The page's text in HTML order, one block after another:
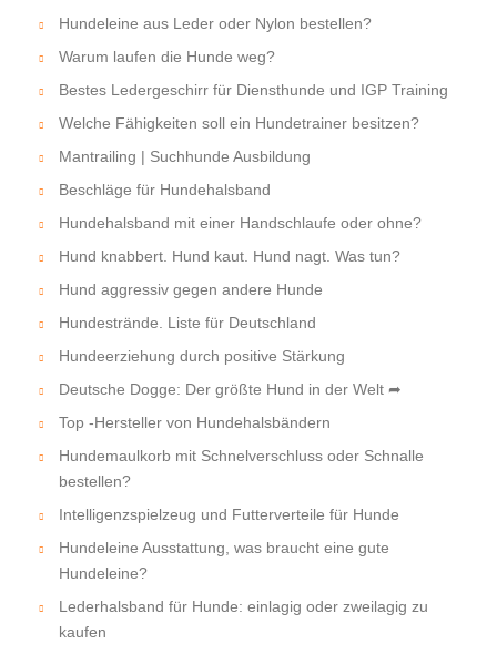
Hundeleine aus Leder oder Nylon bestellen?
Warum laufen die Hunde weg?
Bestes Ledergeschirr für Diensthunde und IGP Training
Welche Fähigkeiten soll ein Hundetrainer besitzen?
Mantrailing | Suchhunde Ausbildung
Beschläge für Hundehalsband
Hundehalsband mit einer Handschlaufe oder ohne?
Hund knabbert. Hund kaut. Hund nagt. Was tun?
Hund aggressiv gegen andere Hunde
Hundestrände. Liste für Deutschland
Hundeerziehung durch positive Stärkung
Deutsche Dogge: Der größte Hund in der Welt ➦
Top -Hersteller von Hundehalsbändern
Hundemaulkorb mit Schnelverschluss oder Schnalle
bestellen?
Intelligenzspielzeug und Futterverteile für Hunde
Hundeleine Ausstattung, was braucht eine gute
Hundeleine?
Lederhalsband für Hunde: einlagig oder zweilagig zu
kaufen